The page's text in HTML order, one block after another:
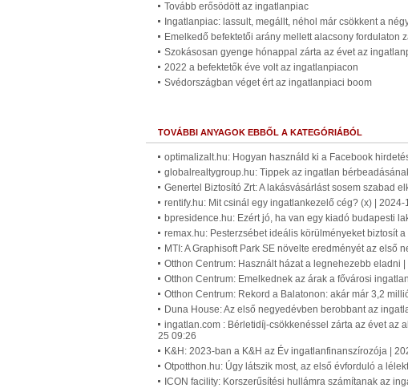
Tovább erősödött az ingatlanpiac
Ingatlanpiac: lassult, megállt, néhol már csökkent a
Emelkedő befektetői arány mellett alacsony fordulaton
Szokásosan gyenge hónappal zárta az évet az
2022 a befektetők éve volt az ingatlanpiacon
Svédországban véget ért az ingatlanpiaci boom
TOVÁBBI ANYAGOK EBBŐL A KATEGÓRIÁBÓL
optimalizalt.hu: Hogyan használd ki a Facebook
globalrealtygroup.hu: Tippek az ingatlan
Genertel Biztosító Zrt: A lakásvásárlást sosem szabad
rentify.hu: Mit csinál egy ingatlankezelő cég? (x) | 2024-
bpresidence.hu: Ezért jó, ha van egy kiadó budapesti
remax.hu: Pesterzsébet ideális körülményeket biztosít
MTI: A Graphisoft Park SE növelte eredményét az első
Otthon Centrum: Használt házat a legnehezebb eladni
Otthon Centrum: Emelkednek az árak a fővárosi
Otthon Centrum: Rekord a Balatonon: akár már 3,2
Duna House: Az első negyedévben berobbant az
ingatlan.com : Bérletidíj-csökkenéssel zárta az évet az
25 09:26
K&H: 2023-ban a K&H az Év ingatlanfinanszírozója |
Otpotthon.hu: Úgy látszik most, az első évforduló a
ICON facility: Korszerűsítési hullámra számítanak az